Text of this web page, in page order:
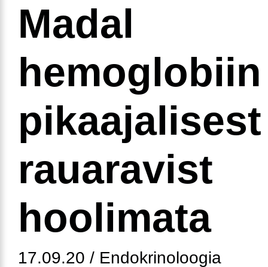
Madal
hemoglobiin
pikaajalisest
rauaravist
hoolimata
17.09.20 / Endokrinoloogia